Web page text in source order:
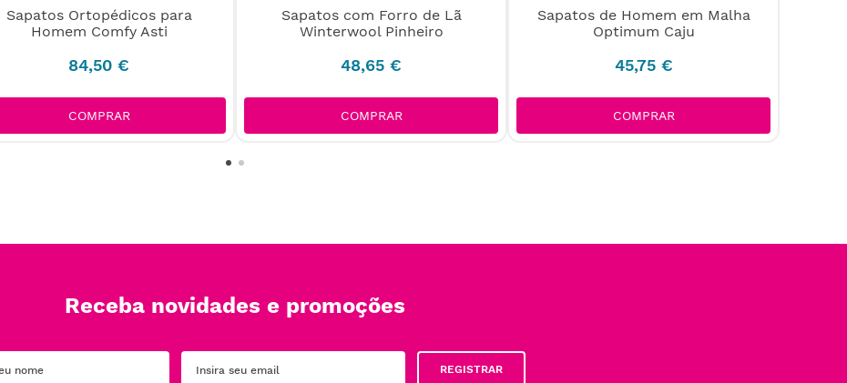
Sapatos Ortopédicos para
Homem Comfy Asti
84,50 €
COMPRAR
Sapatos com Forro de Lã
Winterwool Pinheiro
48,65 €
COMPRAR
Sapatos de Homem em Malha
Optimum Caju
45,75 €
COMPRAR
Receba novidades e promoções
REGISTRAR